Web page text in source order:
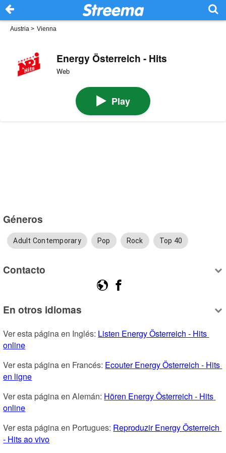
Austria > Vienna
Energy Österreich - Hits
Web
Play
Géneros
Adult Contemporary Pop Rock Top 40
Contacto
En otros idiomas
Ver esta página en Inglés: Listen Energy Österreich - Hits
online
Ver esta página en Francés: Ecouter Energy Österreich - Hits
en ligne
Ver esta página en Alemán: Hören Energy Österreich - Hits
online
Ver esta página en Portugues: Reproduzir Energy Österreich
- Hits ao vivo